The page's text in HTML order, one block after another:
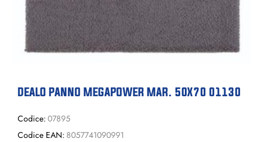
DEALO PANNO MEGAPOWER MAR. 50X70 01130
Codice: 07895
Codice EAN: 8057741090991